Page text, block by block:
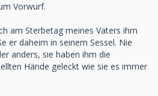
Vorwurf.
am Sterbetag meines Vaters ihm
er daheim in seinem Sessel. Nie
anders, sie haben ihm die
Hände geleckt wie sie es immer